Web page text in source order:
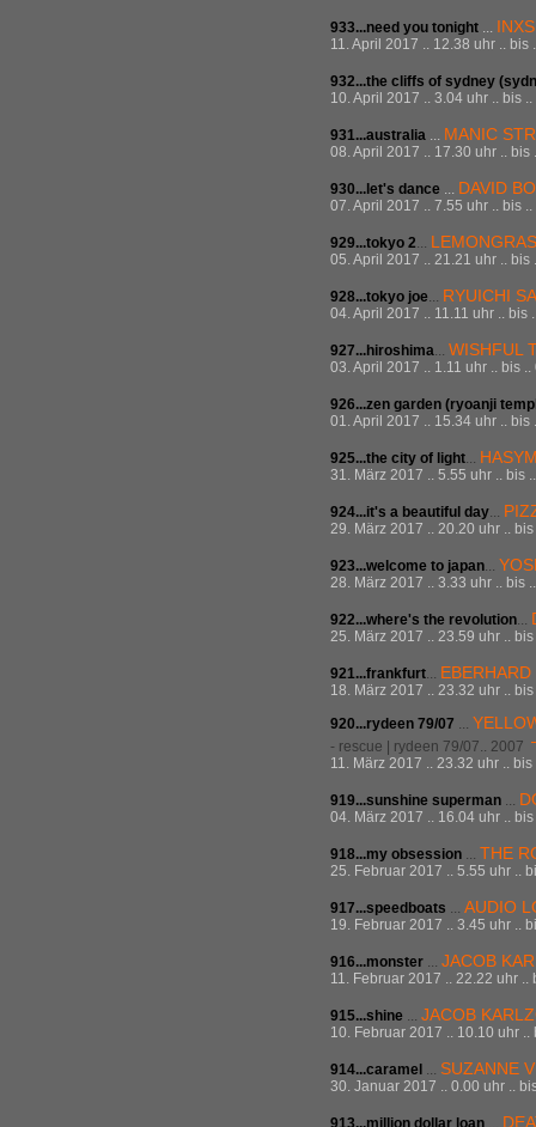
933...need you tonight ... INXS
11. April 2017 .. 12.38 uhr ..
932...the cliffs of sydney
10. April 2017 .. 3.04 uhr .. bis
931...australia ... MANIC
08. April 2017 .. 17.30 uhr ..
930...let's dance ... DAVID
07. April 2017 .. 7.55 uhr .. bis
929...tokyo 2...
05. April 2017 .. 21.21 uhr ..
928...tokyo joe... RYUICHI
04. April 2017 .. 11.11 uhr ..
927...hiroshima... WISHFUL
03. April 2017 .. 1.11 uhr .. bis
926...zen garden (ryoanji
01. April 2017 .. 15.34 uhr ..
925...the city of light...
31. März 2017 .. 5.55 uhr .. bis
924...it's a beautiful day...
29. März 2017 .. 20.20 uhr ..
923...welcome to japan...
28. März 2017 .. 3.33 uhr .. bis
922...where's the revolution...
25. März 2017 .. 23.59 uhr ..
921...frankfurt... EBERHARD
18. März 2017 .. 23.32 uhr ..
920...rydeen 79/07 ...
- rescue | rydeen 79/07.. 2007
11. März 2017 .. 23.32 uhr ..
919...sunshine superman ...
04. März 2017 .. 16.04 uhr ..
918...my obsession ... THE
25. Februar 2017 .. 5.55 uhr ..
917...speedboats ... AUDIO
19. Februar 2017 .. 3.45 uhr ..
916...monster ... JACOB
11. Februar 2017 .. 22.22 uhr
915...shine ... JACOB
10. Februar 2017 .. 10.10 uhr
914...caramel ... SUZANNE
30. Januar 2017 .. 0.00 uhr ..
913...million dollar loan ...